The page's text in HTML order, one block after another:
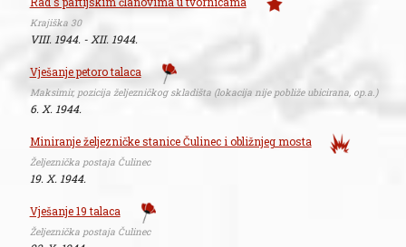
Krajiška 30
VIII. 1944. - XII. 1944.
Vješanje petoro talaca
Maksimir, pozicija željezničkog skladišta (lokacija nije pobliže ubicirana, op.a.)
6. X. 1944.
Miniranje željezničke stanice Čulinec i obližnjeg mosta
Željeznička postaja Čulinec
19. X. 1944.
Vješanje 19 talaca
Željeznička postaja Čulinec